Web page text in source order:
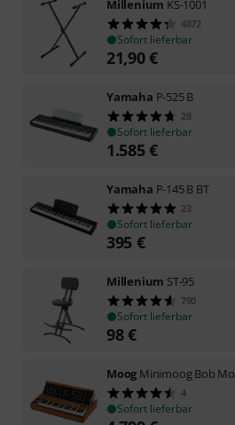
Millenium KS-1001
4872
Sofort lieferbar
21,90€
Yamaha P-525 B
28
Sofort lieferbar
1.585€
Yamaha P-145 B BT
23
Sofort lieferbar
395 €
Millenium ST-95
790
Sofort lieferbar
98€
Moog Minimoog Bob
4
Sofort lieferbar